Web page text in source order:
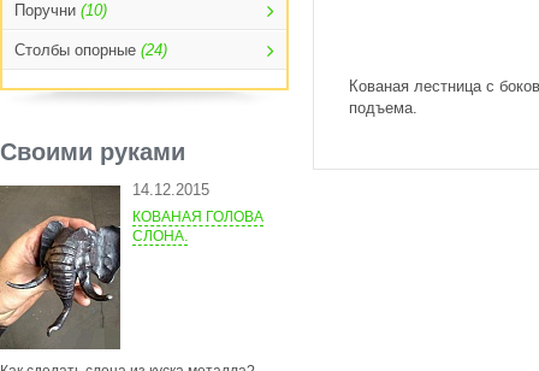
Поручни (10)
Столбы опорные (24)
Своими руками
14.12.2015
КОВАНАЯ ГОЛОВА
СЛОНА.
Кованая лестница с
подъема.